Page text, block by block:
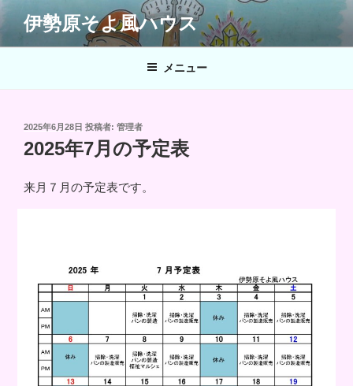
ン
テ
伊勢原そよ風ハウス
メニュー
投
稿
日:
2025年6月28日 投稿者: 管理者
2025年7月の予定表
来月７月の予定表です。